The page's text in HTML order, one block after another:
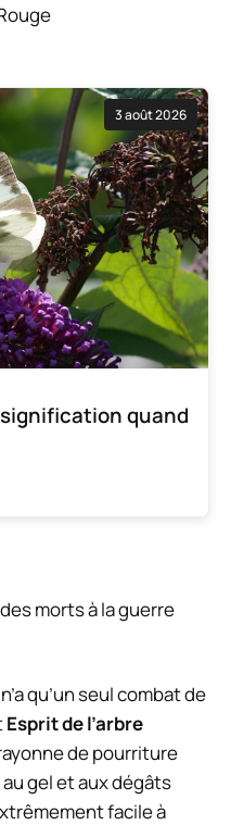
3 août 2026
quand
qu’un seul combat de
Esprit de l’arbre
de pourriture
gel et aux dégâts
facile à